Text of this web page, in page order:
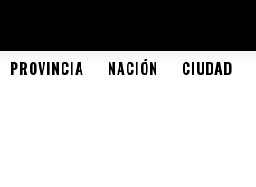
PROVINCIA NACIÓN CIUDAD